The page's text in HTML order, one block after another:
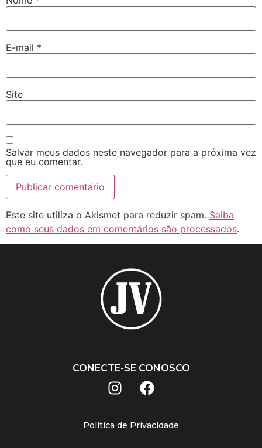
E-mail *
Site
Salvar meus dados neste navegador para a próxima vez
que eu comentar.
Este site utiliza o Akismet para reduzir spam. Saiba
como seus dados em comentários são processados.
CONECTE-SE CONOSCO
Política de Privacidade